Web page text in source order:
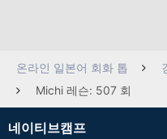
온라인 일본어 회화 톱
Michi 레슨: 507 회
네이티브캠프